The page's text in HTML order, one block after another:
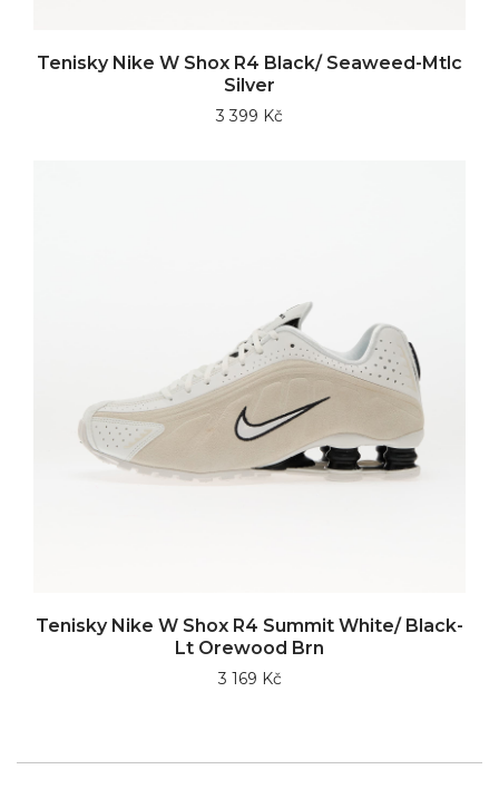
Tenisky Nike W Shox R4 Black/ Seaweed-Mtlc
Silver
3 399 Kč
Tenisky Nike W Shox R4 Summit White/ Black-
Lt Orewood Brn
3 169 Kč